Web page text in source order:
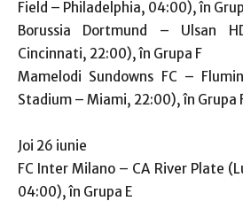
Field – Philadelphia, 04:00), în
Borussia Dortmund – Ulsan
Cincinnati, 22:00), în Grupa F
Mamelodi Sundowns FC –
Stadium – Miami, 22:00), în Grupa
Joi 26 iunie
FC Inter Milano – CA River Plate
04:00), în Grupa E